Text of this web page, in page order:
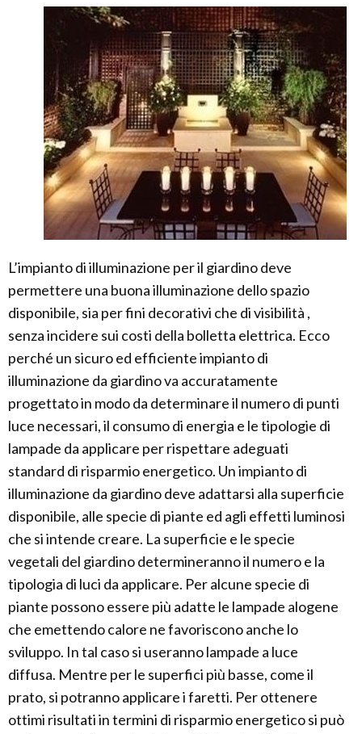
L’impianto di illuminazione per il giardino deve
permettere una buona illuminazione dello spazio
disponibile, sia per fini decorativi che di visibilità ,
senza incidere sui costi della bolletta elettrica. Ecco
perché un sicuro ed efficiente impianto di
illuminazione da giardino va accuratamente
progettato in modo da determinare il numero di punti
luce necessari, il consumo di energia e le tipologie di
lampade da applicare per rispettare adeguati
standard di risparmio energetico. Un impianto di
illuminazione da giardino deve adattarsi alla superficie
disponibile, alle specie di piante ed agli effetti luminosi
che si intende creare. La superficie e le specie
vegetali del giardino determineranno il numero e la
tipologia di luci da applicare. Per alcune specie di
piante possono essere più adatte le lampade alogene
che emettendo calore ne favoriscono anche lo
sviluppo. In tal caso si useranno lampade a luce
diffusa. Mentre per le superfici più basse, come il
prato, si potranno applicare i faretti. Per ottenere
ottimi risultati in termini di risparmio energetico si può